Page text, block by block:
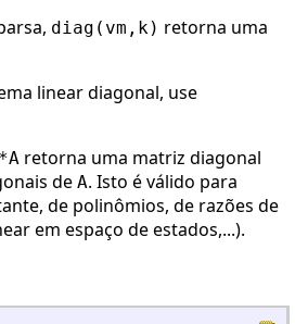
diag(vm,k) retorna uma
linear diagonal, use
retorna uma matriz diagonal
de A. Isto é válido para
de polinômios, de razões de
em espaço de estados,...).